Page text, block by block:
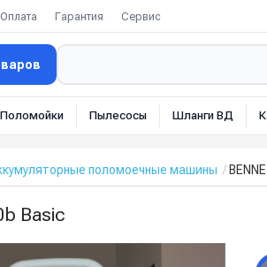
Оплата Гарантия Сервис
Поломойки Пылесосы Шланги ВД
поломоечные машины
Basic